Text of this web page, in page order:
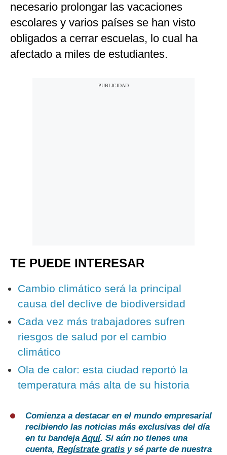
necesario prolongar las vacaciones
escolares y varios países se han visto
obligados a cerrar escuelas, lo cual ha
afectado a miles de estudiantes.
TE PUEDE INTERESAR
Cambio climático será la principal
causa del declive de biodiversidad
Cada vez más trabajadores sufren
riesgos de salud por el cambio
climático
Ola de calor: esta ciudad reportó la
temperatura más alta de su historia
Comienza a destacar en el mundo empresarial
recibiendo las noticias más exclusivas del día
en tu bandejaAquí. Si aún no tienes una
cuenta, Regístrate gratis y sé parte de nuestra